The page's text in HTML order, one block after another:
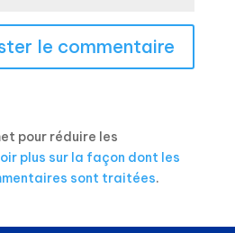
pour réduire les
plus sur la façon dont les
sont traitées.